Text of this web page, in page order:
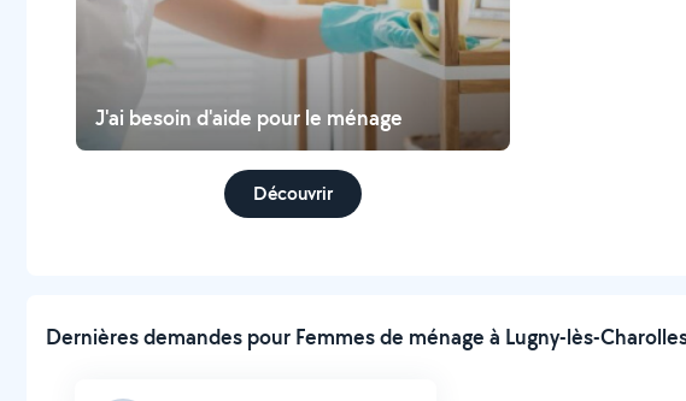
J'ai besoin d'aide pour le ménage
Découvrir
Dernières demandes pour Femmes de ménage à Lugny-lès-